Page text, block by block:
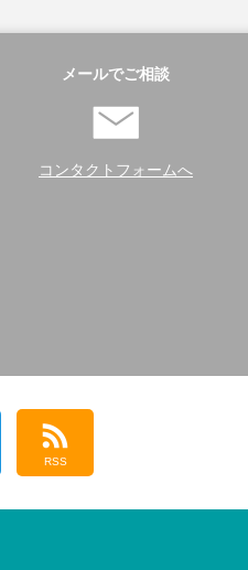
メールでご相談
コンタクトフォームへ
RSS